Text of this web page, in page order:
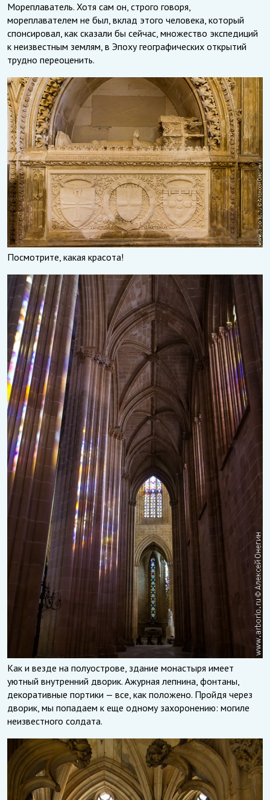
Мореплаватель. Хотя сам он, строго говоря,
мореплавателем не был, вклад этого человека, который
спонсировал, как сказали бы сейчас, множество экспедиций
к неизвестным землям, в Эпоху географических открытий
трудно переоценить.
Посмотрите, какая красота!
Как и везде на полуострове, здание монастыря имеет
уютный внутренний дворик. Ажурная лепнина, фонтаны,
декоративные портики — все, как положено. Пройдя через
дворик, мы попадаем к еще одному захоронению: могиле
неизвестного солдата.